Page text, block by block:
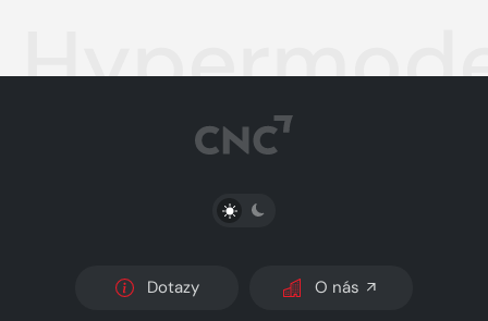
PŘEPNOUT SVĚTLÝ/TMAVÝ REŽIM
Dotazy O nás